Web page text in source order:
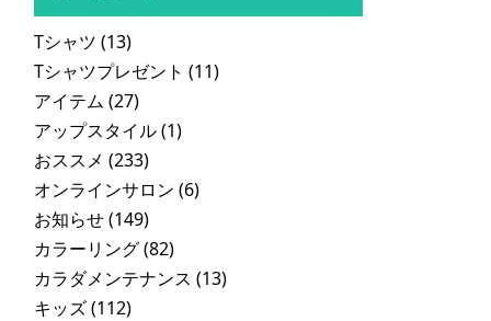
Tシャツ (13)
Tシャツプレゼント (11)
アイテム (27)
アップスタイル(1)
おススメ (233)
オンラインサロン (6)
お知らせ(149)
カラーリング(82)
カラダメンテナンス (13)
キッズ(112)